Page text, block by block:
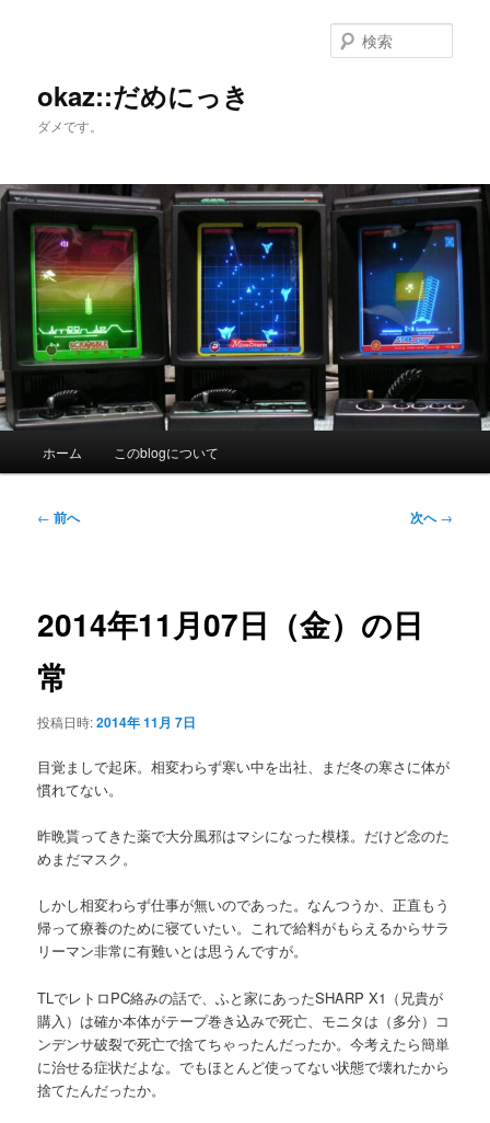
へ
移
okaz::だめにっき
ダメです。
索
ホーム このblogについて
投
ー
ョ
ン
← 前へ 次へ→
2014年11月07日（金）の日
常
投稿日時:2014年 11月 7日
目覚ましで起床。相変わらず寒い中を出社、まだ冬の寒さに体が
慣れてない。
昨晩貰ってきた薬で大分風邪はマシになった模様。だけど念のた
めまだマスク。
しかし相変わらず仕事が無いのであった。なんつうか、正直もう
帰って療養のために寝ていたい。これで給料がもらえるからサラ
リーマン非常に有難いとは思うんですが。
TLでレトロPC絡みの話で、ふと家にあったSHARP X1（兄貴が
購入）は確か本体がテープ巻き込みで死亡、モニタは（多分）コ
ンデンサ破裂で死亡で捨てちゃったんだったか。今考えたら簡単
に治せる症状だよな。でもほとんど使ってない状態で壊れたから
捨てたんだったか。